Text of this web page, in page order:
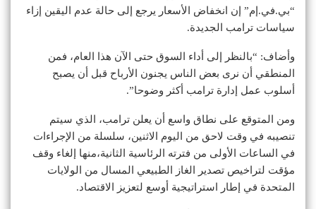
“بي.في.إم” إن انخفاض الأسعار يرجع إلى حالة عدم اليقين إزاء
سياسات ترامب الجديدة.
وأضاف: “بالنظر إلى أداء السوق حتى الآن هذا العام، فمن
المنطقي أن نرى بعض الناس يجنون الأرباح قبل أن يصبح
أسلوب عمل إدارة ترامب أكثر وضوحا”.
ومن المتوقع على نطاق واسع أن يعلن ترامب، الذي سيتم
تنصيبه في وقت لاحق من اليوم الاثنين، سلسلة من الإجراءات
في الساعات الأولى من فترته الرئاسية الثانية،منها إلغاء وقف
مؤقت لتراخيص تصدير الغاز الطبيعي المسال من الولايات
المتحدة في إطار استراتيجية أوسع لتعزيز الاقتصاد.